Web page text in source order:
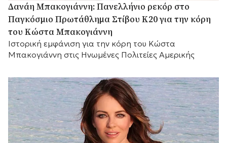
Δανάη Μπακογιάννη: Πανελλήνιο ρεκόρ στο
Παγκόσμιο Πρωτάθλημα Στίβου Κ20 για την κόρη
του Κώστα Μπακογιάννη
Ιστορική εμφάνιση για την κόρη του Κώστα
Μπακογιάννη στις Ηνωμένες Πολιτείες Αμερικής